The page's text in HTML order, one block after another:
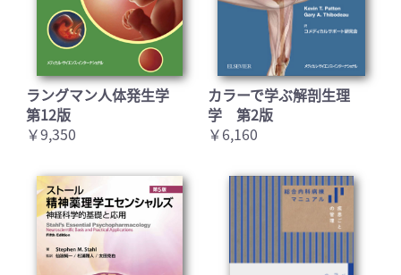
お買い物を続ける カートへ進む
ラングマン人体発生学
第12版
￥9,350
カラーで学ぶ解剖生理
学 第2版
￥6,160